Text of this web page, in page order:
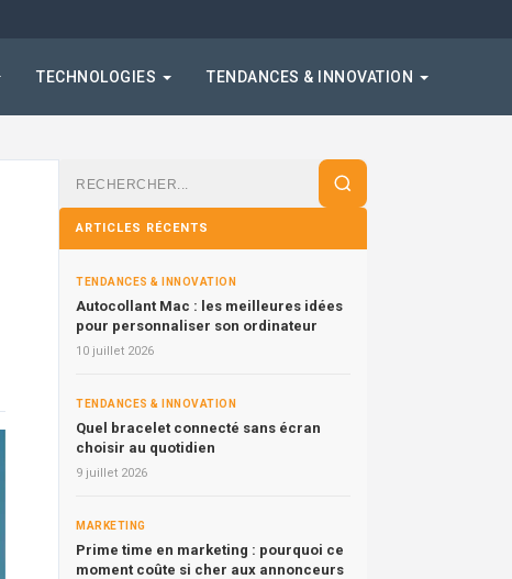
TECHNOLOGIES TENDANCES & INNOVATION
Rechercher
ARTICLES RÉCENTS
TENDANCES & INNOVATION
Autocollant Mac : les meilleures idées
pour personnaliser son ordinateur
10 juillet 2026
TENDANCES & INNOVATION
Quel bracelet connecté sans écran
choisir au quotidien
9 juillet 2026
MARKETING
Prime time en marketing : pourquoi ce
moment coûte si cher aux annonceurs